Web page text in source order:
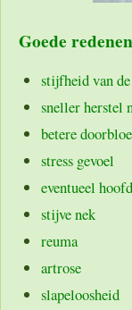
Goede
stijfheid van
sneller herstel
betere
stress gevoel
eventueel
stijve nek
reuma
artrose
slapeloosheid